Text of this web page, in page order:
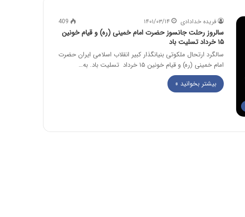
فریده خدادادی ۱۴۰۱/۰۳/۱۴ 409
سالروز رحلت جانسوز حضرت امام خمینی (ره) و قیام خونین
۱۵ خرداد تسلیت باد
سالگرد ارتحال ملکوتی بنیانگذار کبیر انقلاب اسلامی ایران حضرت
امام خمینی (ره) و قیام خونین ۱۵ خرداد تسلیت باد. به…
بیشتر بخوانید »